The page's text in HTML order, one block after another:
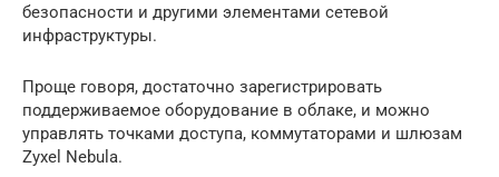
безопасности и другими элементами сетевой
инфраструктуры.
Проще говоря, достаточно зарегистрировать
поддерживаемое оборудование в облаке, и можно
управлять точками доступа, коммутаторами и шлюзам
Zyxel Nebula.